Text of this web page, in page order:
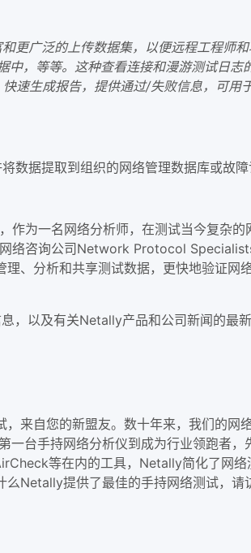
更广泛的上传数据集，以便远程工程师
中，等等。这种查看连接和漫游测试日
快速生成报告，提供通过/失败信息，可
据提取到组织的网络管理数据库或故障
作为一名网络分析师，在测试当今复杂
络咨询公司Network Protocol
、分析和共享测试数据，更快地验证网
，以及有关Netally产品和公司新闻的最
来自您的新盟友。数十年来，我们的网
一台手持网络分析仪到成为行业领跑者
等在内的工具，Netally简化了网
么Netally提供了最佳的手持网络测试，请